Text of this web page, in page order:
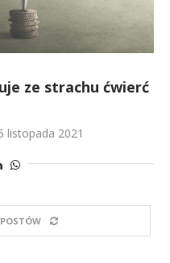
ze strachu ćwierć
listopada 2021